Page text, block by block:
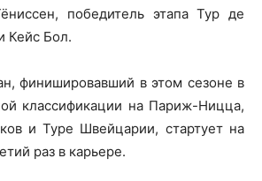
победитель этапа Тур де
Кейс Бол.
финишировавший в этом сезоне в
классификации на Париж-Ницца,
и Туре Швейцарии, стартует на
раз в карьере.